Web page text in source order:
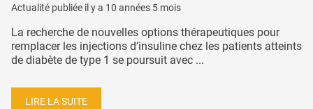
Actualité publiée il y a 10 années 5 mois
La recherche de nouvelles options thérapeutiques pour
remplacer les injections d’insuline chez les patients atteints
de diabète de type 1 se poursuit avec ...
LIRE LA SUITE